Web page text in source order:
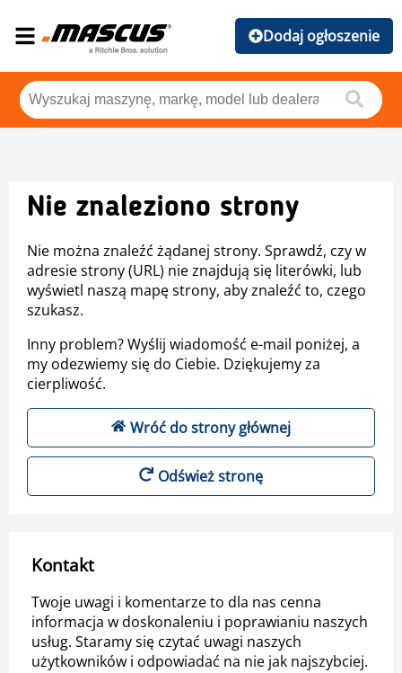
Dodaj ogłoszenie
Nie znaleziono strony
Nie można znaleźć żądanej strony. Sprawdź, czy w
adresie strony (URL) nie znajdują się literówki, lub
wyświetl naszą mapę strony, aby znaleźć to, czego
szukasz.
Inny problem? Wyślij wiadomość e-mail poniżej, a
my odezwiemy się do Ciebie. Dziękujemy za
cierpliwość.
Wróć do strony głównej
Odśwież stronę
Kontakt
Twoje uwagi i komentarze to dla nas cenna
informacja w doskonaleniu i poprawianiu naszych
usług. Staramy się czytać uwagi naszych
użytkowników i odpowiadać na nie jak najszybciej.